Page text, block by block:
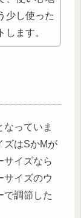
少し使った
します。
っていま
ズはSかMが
サイズなら
サイズのウ
で調節した